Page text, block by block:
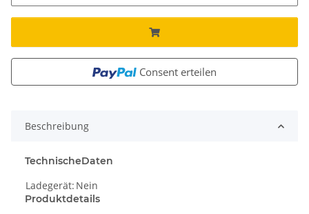
Consent erteilen
Beschreibung
TechnischeDaten
Ladegerät: Nein
Produktdetails